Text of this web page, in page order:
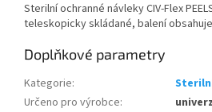
Sterilní ochranné návleky CIV-Flex
teleskopicky skládané, balení
Doplňkové parametry
Kategorie:
Určeno pro výrobce: